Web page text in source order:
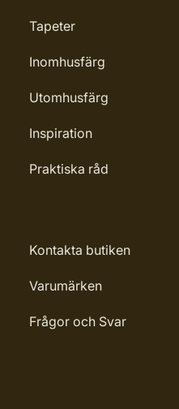
Tapeter
Inomhusfärg
Utomhusfärg
Inspiration
Praktiska råd
Kontakta butiken
Varumärken
Frågor och Svar